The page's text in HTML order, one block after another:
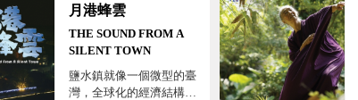
月港蜂雲
THE SOUND FROM A
SILENT TOWN
鹽水鎮就像一個微型的臺
灣，全球化的經濟結構與